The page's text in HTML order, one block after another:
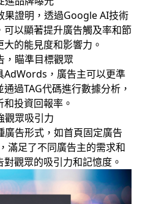
果證明，透過Google AI技術
以顯著提升廣告觸及率和節
的能見度和影響力。
，瞄準目標觀眾
AdWords，廣告主可以更準
過TAG代碼進行數據分析，
投資回報率。
觀眾吸引力
廣告形式，如首頁固定廣告
滿足了不同廣告主的需求和
觀眾的吸引力和記憶度。